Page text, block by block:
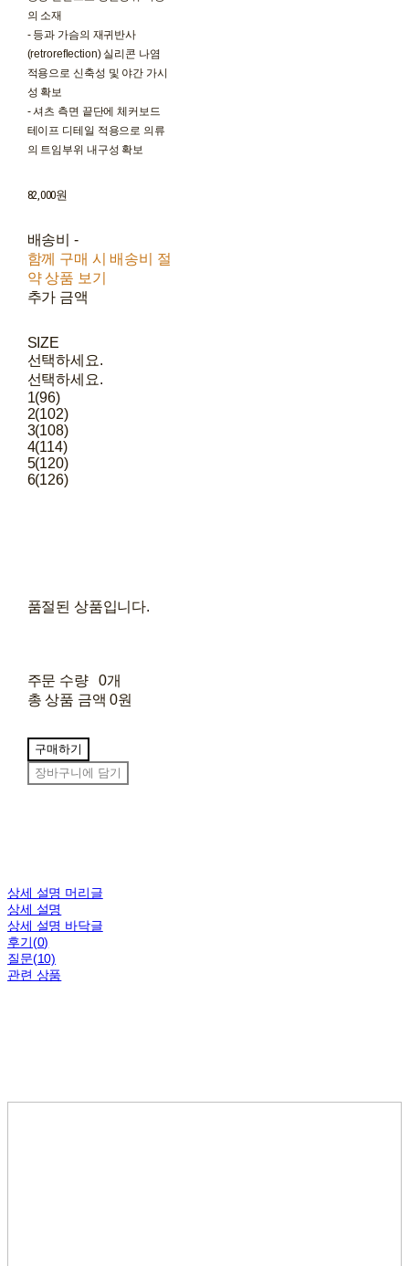
의 소재
- 등과 가슴의 재귀반사
(retroreflection) 실리콘 나염
적용으로 신축성 및 야간 가시
성 확보
- 셔츠 측면 끝단에 체커보드
테이프 디테일 적용으로 의류
의 트임부위 내구성 확보
82,000원
배송비 -
함께 구매 시 배송비 절
약 상품 보기
추가 금액
SIZE
선택하세요.
선택하세요.
1(96)
2(102)
3(108)
4(114)
5(120)
6(126)
품절된 상품입니다.
주문 수량
0개
총 상품 금액 0원
구매하기
장바구니에 담기
상세 설명 머리글
상세 설명
상세 설명 바닥글
후기(0)
질문(10)
관련 상품